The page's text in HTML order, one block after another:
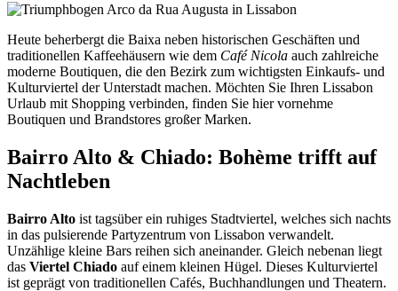
Heute beherbergt die Baixa neben historischen Geschäften und
traditionellen Kaffeehäusern wie dem Café Nicola auch zahlreiche
moderne Boutiquen, die den Bezirk zum wichtigsten Einkaufs- und
Kulturviertel der Unterstadt machen. Möchten Sie Ihren Lissabon
Urlaub mit Shopping verbinden, finden Sie hier vornehme
Boutiquen und Brandstores großer Marken.
Bairro Alto & Chiado: Bohème trifft auf
Nachtleben
Bairro Alto ist tagsüber ein ruhiges Stadtviertel, welches sich nachts
in das pulsierende Partyzentrum von Lissabon verwandelt.
Unzählige kleine Bars reihen sich aneinander. Gleich nebenan liegt
das Viertel Chiado auf einem kleinen Hügel. Dieses Kulturviertel
ist geprägt von traditionellen Cafés, Buchhandlungen und Theatern.